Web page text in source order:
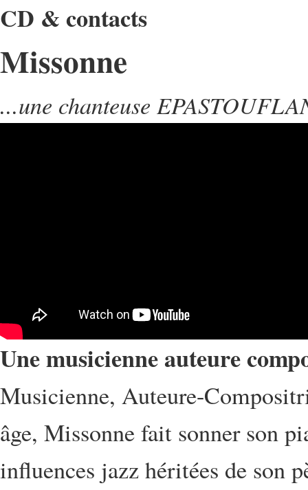
CD & contacts
Missonne
...une chanteuse
Une musicienne auteure
Musicienne, Auteure-
âge, Missonne fait sonner son
influences jazz héritées de son